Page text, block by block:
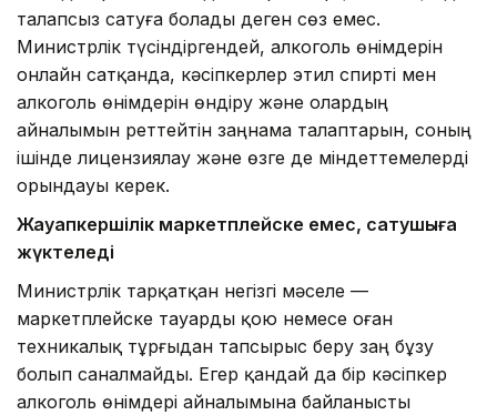
талапсыз сатуға болады деген сөз емес.
Министрлік түсіндіргендей, алкоголь өнімдерін
онлайн сатқанда, кәсіпкерлер этил спирті мен
алкоголь өнімдерін өндіру және олардың
айналымын реттейтін заңнама талаптарын, соның
ішінде лицензиялау және өзге де міндеттемелерді
орындауы керек.
Жауапкершілік маркетплейске емес, сатушыға
жүктеледі
Министрлік тарқатқан негізгі мәселе —
маркетплейске тауарды қою немесе оған
техникалық тұрғыдан тапсырыс беру заң бұзу
болып саналмайды. Егер қандай да бір кәсіпкер
алкоголь өнімдері айналымына байланысты